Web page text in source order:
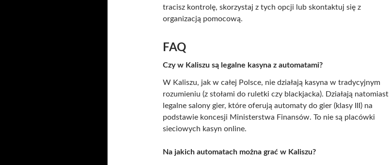
tracisz kontrolę, skorzystaj z tych opcji lub skontaktuj się z
organizacją pomocową.
FAQ
Czy w Kaliszu są legalne kasyna z automatami?
W Kaliszu, jak w całej Polsce, nie działają kasyna w tradycyjnym
rozumieniu (z stołami do ruletki czy blackjacka). Działają natomiast
legalne salony gier, które oferują automaty do gier (klasy III) na
podstawie koncesji Ministerstwa Finansów. To nie są placówki
sieciowych kasyn online.
Na jakich automatach można grać w Kaliszu?